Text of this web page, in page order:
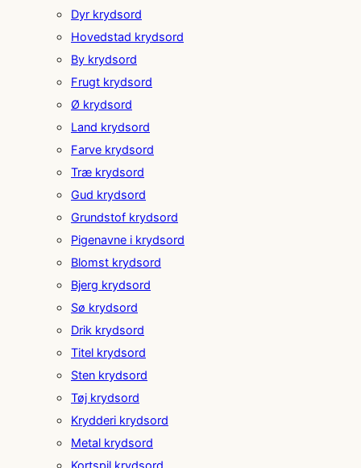
Dyr krydsord
Hovedstad krydsord
By krydsord
Frugt krydsord
Ø krydsord
Land krydsord
Farve krydsord
Træ krydsord
Gud krydsord
Grundstof krydsord
Pigenavne i krydsord
Blomst krydsord
Bjerg krydsord
Sø krydsord
Drik krydsord
Titel krydsord
Sten krydsord
Tøj krydsord
Krydderi krydsord
Metal krydsord